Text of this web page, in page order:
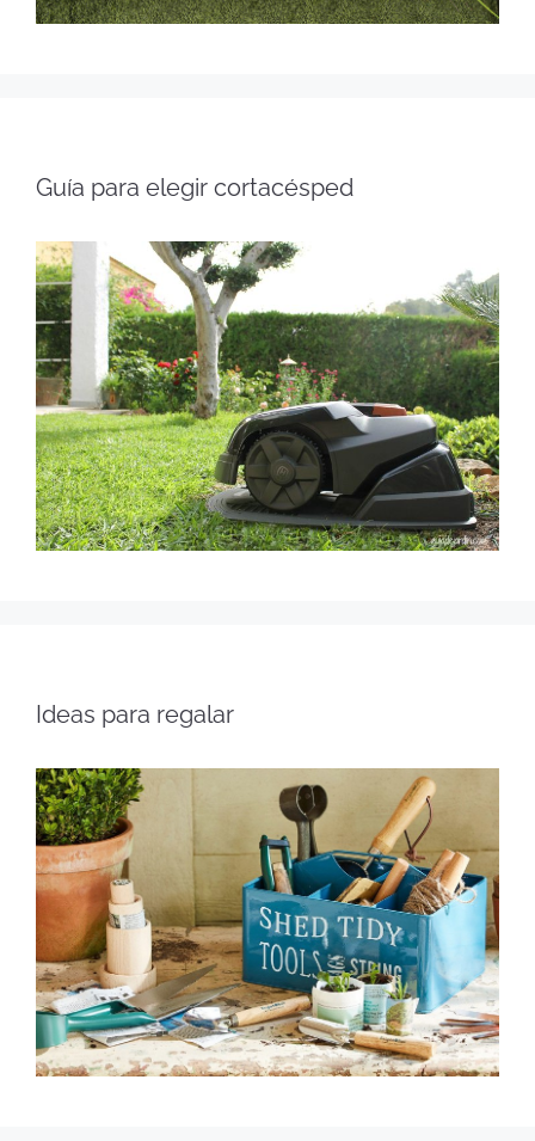
Guía para elegir cortacésped
Ideas para regalar